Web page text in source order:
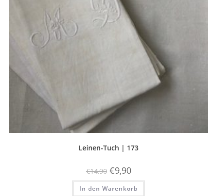
Leinen-Tuch | 173
€14,90 Ursprünglicher
Preis
war:
€14,90
€9,90Aktueller
Preis
ist:
€9,90.
In den Warenkorb